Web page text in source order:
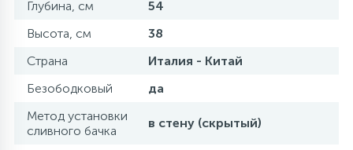
Глубина, см
54
Высота, см
38
Страна
Италия - Китай
Безободковый
да
Метод установки
сливного бачка
в стену (скрытый)